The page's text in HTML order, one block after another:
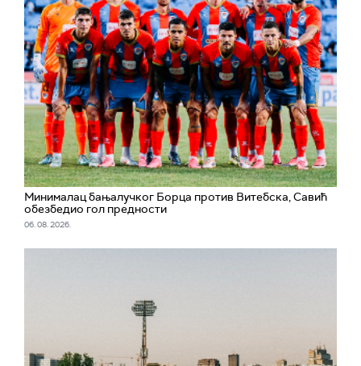
Минималац бањалучког Борца против Витебска, Савић
обезбедио гол предности
06. 08. 2026.